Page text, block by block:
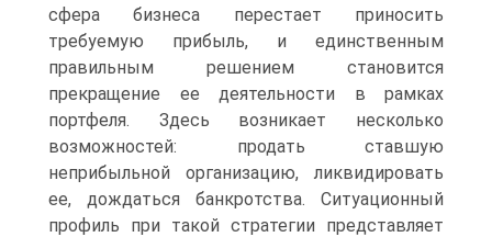
сфера бизнеса перестает приносить
требуемую прибыль, и единственным
правильным решением становится
прекращение ее деятельности в рамках
портфеля. Здесь возникает несколько
возможностей: продать ставшую
неприбыльной организацию, ликвидировать
ее, дождаться банкротства. Ситуационный
профиль при такой стратегии представляет